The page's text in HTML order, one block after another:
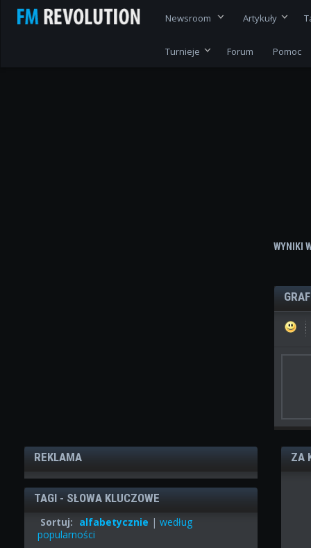
Newsroom Artykuły
Turnieje Forum Pomoc
WYNIKI
REKLAMA
TAGI - SŁOWA KLUCZOWE
Sortuj: alfabetycznie |według
popularności
ZA